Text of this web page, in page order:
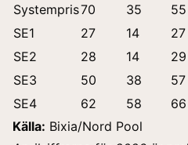
Systempris70 35 55
SE1
27 14 27
SE2
28 14 29
SE3
50 38 57
SE4
62 58 66
Källa: Bixia/Nord Pool